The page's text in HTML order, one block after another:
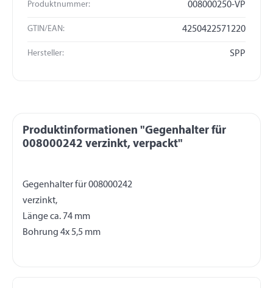
Produktnummer: 008000250-VP
GTIN/EAN: 4250422571220
Hersteller: SPP
Produktinformationen "Gegenhalter für
008000242 verzinkt, verpackt"
Gegenhalter für 008000242
verzinkt,
Länge ca. 74 mm